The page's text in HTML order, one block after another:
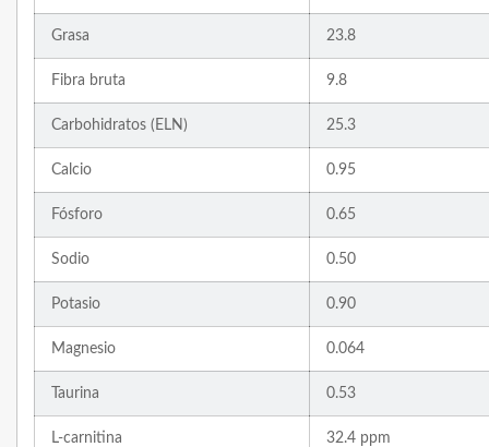
Grasa 23.8
Fibra bruta 9.8
Carbohidratos (ELN) 25.3
Calcio 0.95
Fósforo 0.65
Sodio 0.50
Potasio 0.90
Magnesio 0.064
Taurina 0.53
L-carnitina 32.4 ppm